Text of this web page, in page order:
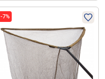
-7%